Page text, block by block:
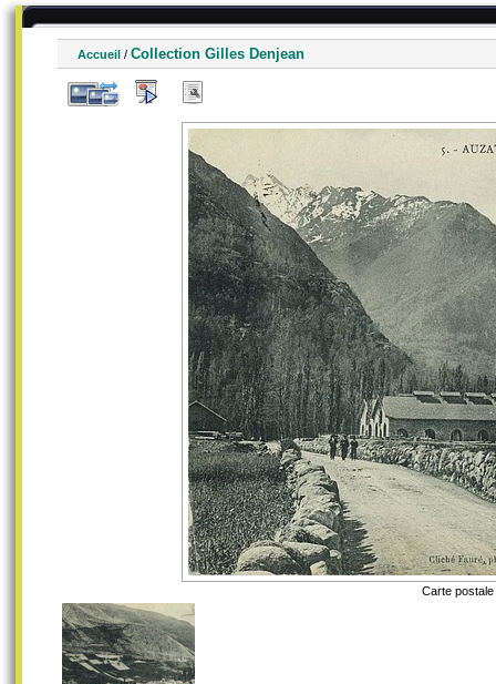
Accueil / Collection Gilles Denjean
Carte